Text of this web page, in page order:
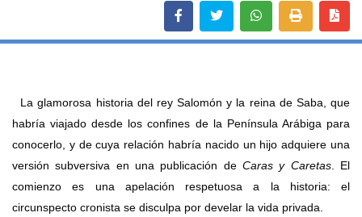
La glamorosa historia del rey Salomón y la reina de Saba, que
habría viajado desde los confines de la Península Arábiga para
conocerlo, y de cuya relación habría nacido un hijo adquiere una
versión subversiva en una publicación de Caras y Caretas. El
comienzo es una apelación respetuosa a la historia: el
circunspecto cronista se disculpa por develar la vida privada.